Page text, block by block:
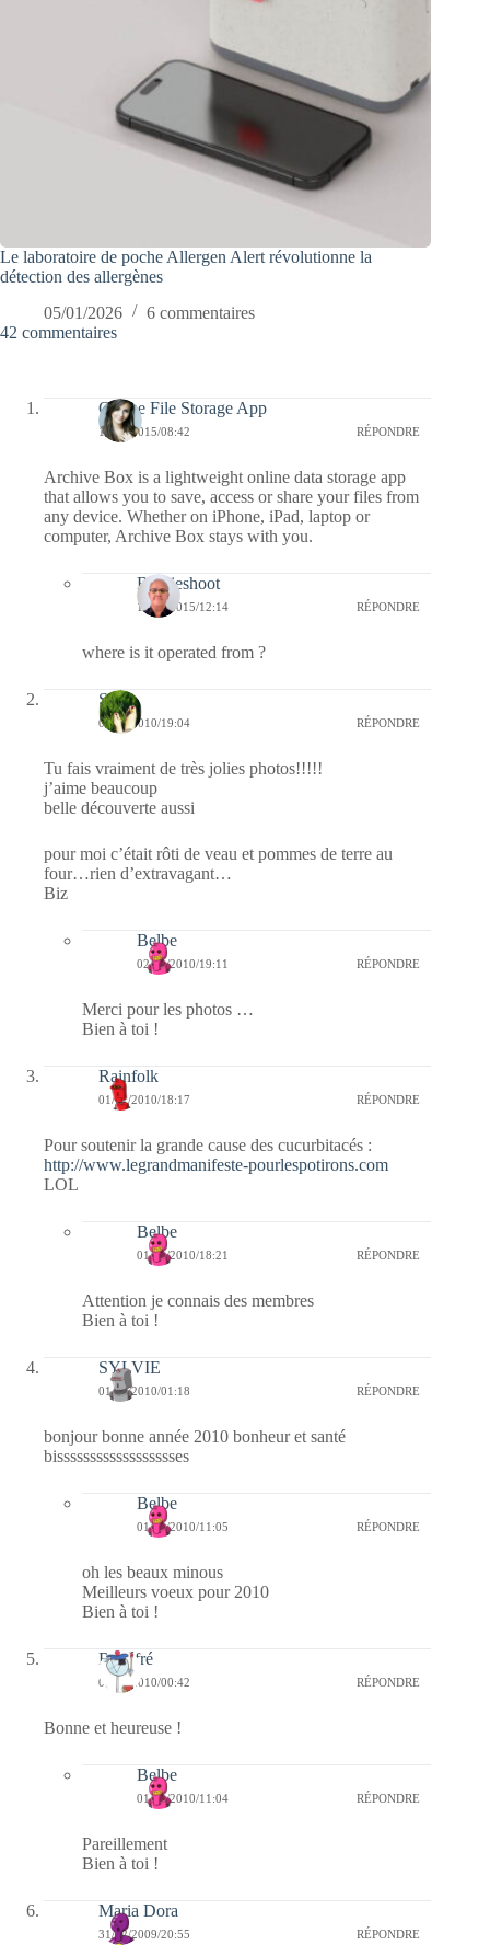
Le laboratoire de poche Allergen Alert révolutionne la
détection des allergènes
05/01/2026
6 commentaires
42 commentaires
Online File Storage App
17/02/2015/08:42 RÉPONDRE
Archive Box is a lightweight online data storage app
that allows you to save, access or share your files from
any device. Whether on iPhone, iPad, laptop or
computer, Archive Box stays with you.
Bernieshoot
17/02/2015/12:14 RÉPONDRE
where is it operated from ?
S
02/01/2010/19:04 RÉPONDRE
Tu fais vraiment de très jolies photos!!!!!
j’aime beaucoup
belle découverte aussi
pour moi c’était rôti de veau et pommes de terre au
four…rien d’extravagant…
Biz
Belbe
02/01/2010/19:11 RÉPONDRE
Merci pour les photos …
Bien à toi !
Rainfolk
01/01/2010/18:17 RÉPONDRE
Pour soutenir la grande cause des cucurbitacés :
http://www.legrandmanifeste-pourlespotirons.com
LOL
Belbe
01/01/2010/18:21 RÉPONDRE
Attention je connais des membres
Bien à toi !
SYLVIE
01/01/2010/01:18 RÉPONDRE
bonjour bonne année 2010 bonheur et santé
bisssssssssssssssssses
Belbe
01/01/2010/11:05 RÉPONDRE
oh les beaux minous
Meilleurs voeux pour 2010
Bien à toi !
Rozéfré
01/01/2010/00:42 RÉPONDRE
Bonne et heureuse !
Belbe
01/01/2010/11:04 RÉPONDRE
Pareillement
Bien à toi !
Maria Dora
31/12/2009/20:55 RÉPONDRE